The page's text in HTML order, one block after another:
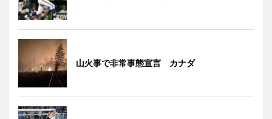
山火事で非常事態宣言 カナダ